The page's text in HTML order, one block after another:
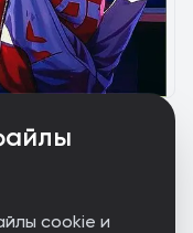
cookie и